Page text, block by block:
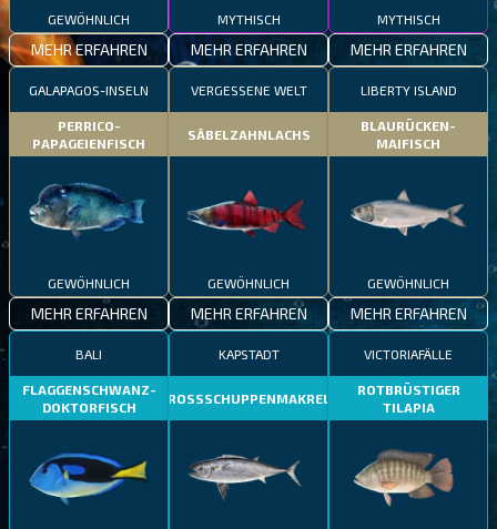
GEWÖHNLICH
MEHR ERFAHREN
MYTHISCH
MEHR ERFAHREN
MYTHISCH
MEHR ERFAHREN
GALAPAGOS-INSELN
PERRICO-
PAPAGEIENFISCH
GEWÖHNLICH
MEHR ERFAHREN
VERGESSENE WELT
SÄBELZAHNLACHS
GEWÖHNLICH
MEHR ERFAHREN
LIBERTY ISLAND
BLAURÜCKEN-
MAIFISCH
GEWÖHNLICH
MEHR ERFAHREN
BALI
FLAGGENSCHWANZ-
DOKTORFISCH
KAPSTADT
GROSSSCHUPPENMAKRELE
VICTORIAFÄLLE
ROTBRÜSTIGER
TILAPIA